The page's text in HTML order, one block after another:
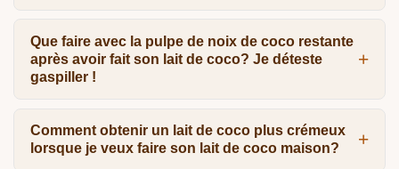
Que faire avec la pulpe de noix de coco restante
après avoir fait son lait de coco? Je déteste
gaspiller !
Comment obtenir un lait de coco plus crémeux
lorsque je veux faire son lait de coco maison?